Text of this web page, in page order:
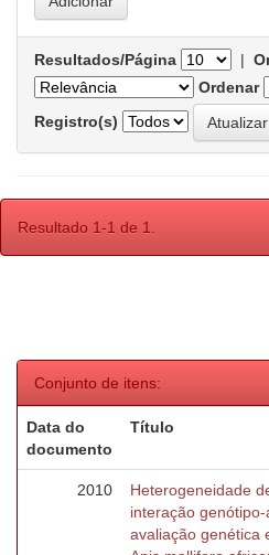
Resultados/Página |
Ordenar
Registro(s)
Resultado 1-1 de 1.
Conjunto de itens:
Data do
documento
Título
2010
Heterogeneidade
interação
avaliação genética